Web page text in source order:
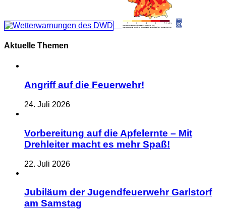
Aktuelle Themen
Angriff auf die Feuerwehr!
24. Juli 2026
Vorbereitung auf die Apfelernte – Mit
Drehleiter macht es mehr Spaß!
22. Juli 2026
Jubiläum der Jugendfeuerwehr Garlstorf
am Samstag